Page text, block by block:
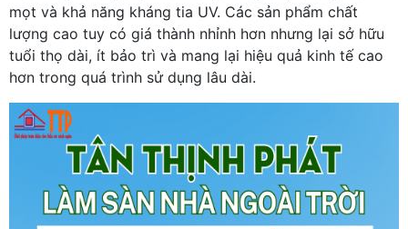
mọt và khả năng kháng tia UV. Các sản phẩm chất
lượng cao tuy có giá thành nhỉnh hơn nhưng lại sở hữu
tuổi thọ dài, ít bảo trì và mang lại hiệu quả kinh tế cao
hơn trong quá trình sử dụng lâu dài.